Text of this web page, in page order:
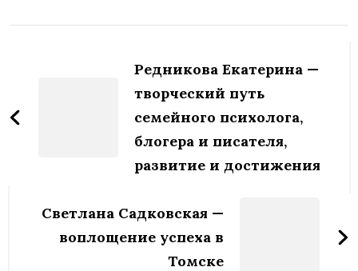
Редникова Екатерина —
творческий путь
семейного психолога,
блогера и писателя,
развитие и достижения
Светлана Садковская —
воплощение успеха в
Томске